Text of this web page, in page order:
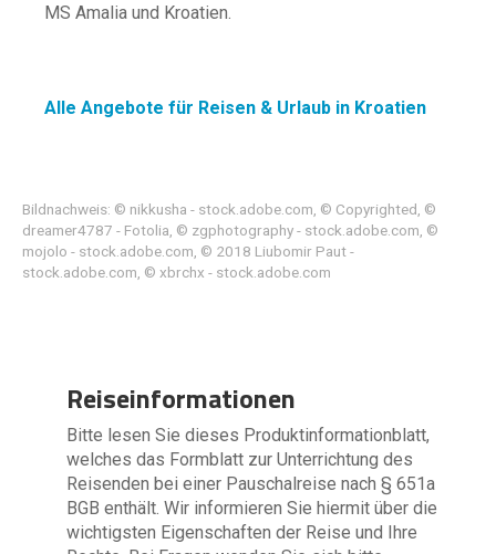
MS Amalia und Kroatien.
Alle Angebote für Reisen & Urlaub in Kroatien
Bildnachweis: © nikkusha - stock.adobe.com, © Copyrighted, ©
dreamer4787 - Fotolia, © zgphotography - stock.adobe.com, ©
mojolo - stock.adobe.com, © 2018 Liubomir Paut -
stock.adobe.com, © xbrchx - stock.adobe.com
Reiseinformationen
Bitte lesen Sie dieses Produktinformationblatt,
welches das Formblatt zur Unterrichtung des
Reisenden bei einer Pauschalreise nach § 651a
BGB enthält. Wir informieren Sie hiermit über die
wichtigsten Eigenschaften der Reise und Ihre